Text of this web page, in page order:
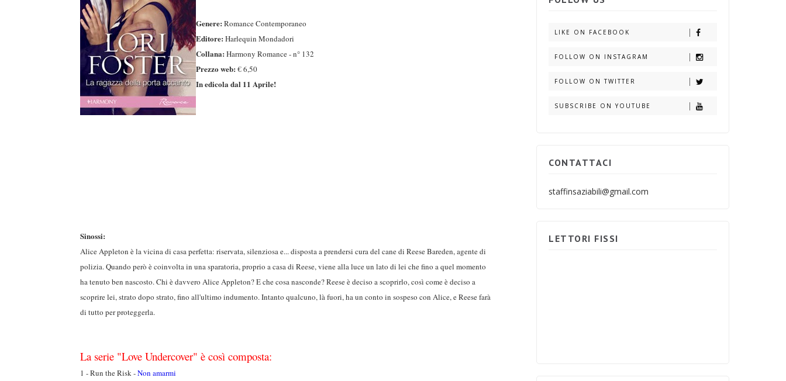
Genere: Romance Contemporaneo
Editore: Harlequin Mondadori
Collana: Harmony Romance - n° 132
Prezzo web: € 6,50
In edicola dal 11 Aprile!
Sinossi:
Alice Appleton è la vicina di casa perfetta: riservata, silenziosa e... disposta a prendersi cura del cane di Reese Bareden, agente di
polizia. Quando però è coinvolta in una sparatoria, proprio a casa di Reese, viene alla luce un lato di lei che fino a quel momento
ha tenuto ben nascosto. Chi è davvero Alice Appleton? E che cosa nasconde? Reese è deciso a scoprirlo, così come è deciso a
scoprire lei, strato dopo strato, fino all'ultimo indumento. Intanto qualcuno, là fuori, ha un conto in sospeso con Alice, e Reese farà
di tutto per proteggerla.
La serie "Love Undercover" è così composta:
1 - Run the Risk -Non amarmi
LIKE ON FACEBOOK
FOLLOW ON INSTAGRAM
FOLLOW ON TWITTER
SUBSCRIBE ON YOUTUBE
CONTATTACI
staffinsaziabili@gmail.com
LETTORI FISSI